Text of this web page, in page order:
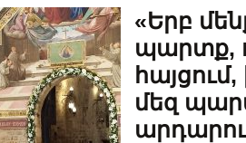
«Երբ
պարտք,
մեզ